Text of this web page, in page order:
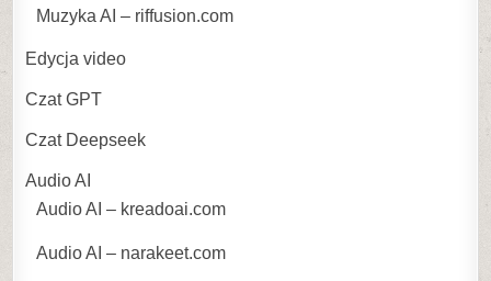
Muzyka AI – riffusion.com
Edycja video
Czat GPT
Czat Deepseek
Audio AI
Audio AI – kreadoai.com
Audio AI – narakeet.com